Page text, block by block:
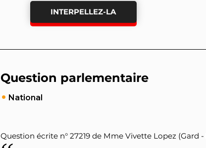
INTERPELLEZ-LA
Question parlementaire
National
Question écrite n° 27219 de Mme Vivette Lopez (Gard -